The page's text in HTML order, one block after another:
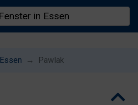
Essen Pawlak